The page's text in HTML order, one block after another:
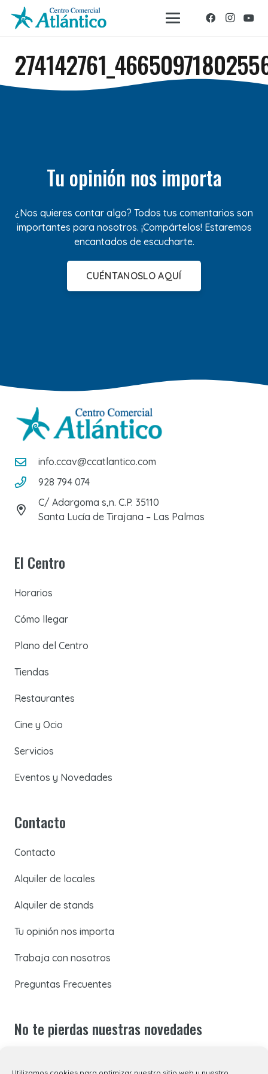
Tu opinión nos importa
¿Nos quieres contar algo? Todos tus comentarios son
importantes para nosotros. ¡Compártelos! Estaremos
encantados de escucharte.
CUÉNTANOSLO AQUÍ
info.ccav@ccatlantico.com
928 794 074
C/ Adargoma s,n. C.P. 35110
Santa Lucía de Tirajana – Las Palmas
El Centro
Horarios
Cómo llegar
Plano del Centro
Tiendas
Restaurantes
Cine y Ocio
Servicios
Eventos y Novedades
Contacto
Contacto
Alquiler de locales
Alquiler de stands
Tu opinión nos importa
Trabaja con nosotros
Preguntas Frecuentes
No te pierdas nuestras novedades